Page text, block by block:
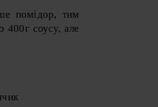
помідор, тим
400г соусу, але